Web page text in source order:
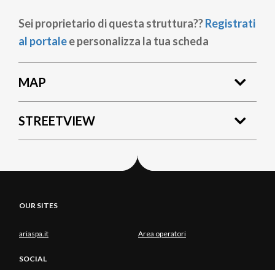
Sei proprietario di questa struttura??Registrati
al portalee personalizza la tua scheda
MAP
STREETVIEW
OUR SITES
ariaspa.it Area operatori
SOCIAL